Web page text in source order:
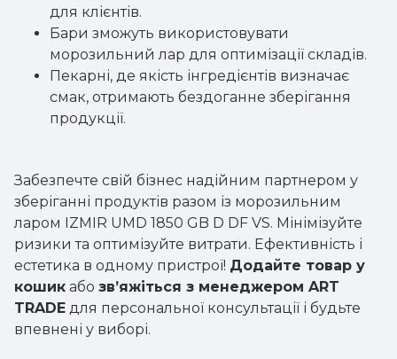
для клієнтів.
Бари зможуть використовувати
морозильний лар для оптимізації складів.
Пекарні, де якість інгредієнтів визначає
смак, отримають бездоганне зберігання
продукції.
Забезпечте свій бізнес надійним партнером у
зберіганні продуктів разом із морозильним
ларом IZMIR UMD 1850 GB D DF VS. Мінімізуйте
ризики та оптимізуйте витрати. Ефективність і
естетика в одному пристрої! Додайте товар у
кошик або зв’яжіться з менеджером ART
TRADE для персональної консультації і будьте
впевнені у виборі.